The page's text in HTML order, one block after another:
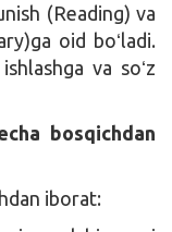
(Reading) va
oid boʻladi.
va soʻz
bosqichdan
iborat: